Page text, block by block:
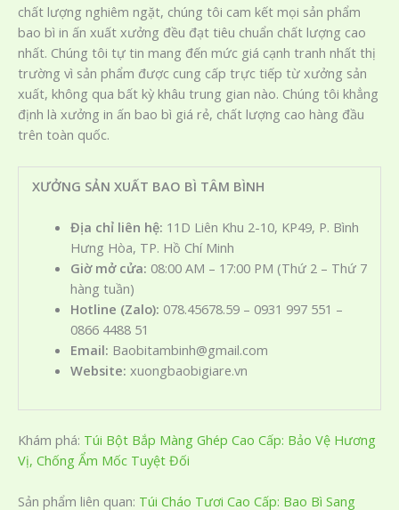
chất lượng nghiêm ngặt, chúng tôi cam kết mọi sản phẩm
bao bì in ấn xuất xưởng đều đạt tiêu chuẩn chất lượng cao
nhất. Chúng tôi tự tin mang đến mức giá cạnh tranh nhất thị
trường vì sản phẩm được cung cấp trực tiếp từ xưởng sản
xuất, không qua bất kỳ khâu trung gian nào. Chúng tôi khẳng
định là xưởng in ấn bao bì giá rẻ, chất lượng cao hàng đầu
trên toàn quốc.
XƯỞNG SẢN XUẤT BAO BÌ TÂM BÌNH
Địa chỉ liên hệ: 11D Liên Khu 2-10, KP49, P. Bình
Hưng Hòa, TP. Hồ Chí Minh
Giờ mở cửa: 08:00 AM – 17:00 PM (Thứ 2 – Thứ 7
hàng tuần)
Hotline (Zalo): 078.45678.59 – 0931 997 551 –
0866 4488 51
Email: Baobitambinh@gmail.com
Website: xuongbaobigiare.vn
Khám phá: Túi Bột Bắp Màng Ghép Cao Cấp: Bảo Vệ Hương
Vị, Chống Ẩm Mốc Tuyệt Đối
Sản phẩm liên quan: Túi Cháo Tươi Cao Cấp: Bao Bì Sang